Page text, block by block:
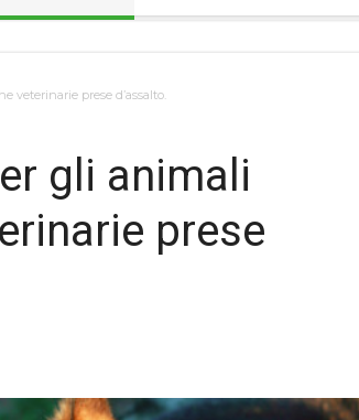
veterinarie prese d’assalto.
gli animali
prese